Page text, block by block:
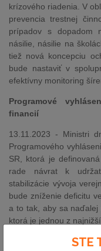
krízového riadenia. V
prevencia trestnej
prípadov s dopadom
násilie, násilie na
tiež nová koncepciu
bude nastaviť v
efektívny monitoring
Programové
financií
13.11.2023 - Ministri
Programového
SR, ktorá je
rade návrat k
stabilizácie vývoja
bude zníženie deficitu
a to tak, aby sa naďalej
ktorá je jednou z
V Centre výcviku
STE